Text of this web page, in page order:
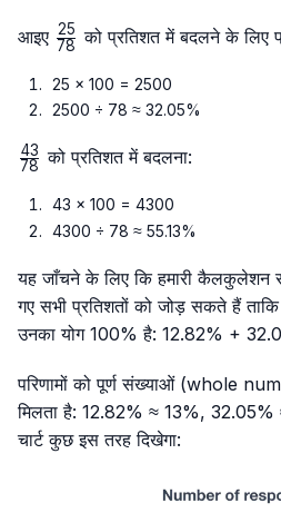
आइए \frac{25}
78
25 को प्रतिशत में बदलने के लिए
25 × 100 = 2500
2500 ÷ 78 ≈ 32.05%
\frac{43}
78
43 को प्रतिशत में बदलना:
43 × 100 = 4300
4300 ÷ 78 ≈ 55.13%
यह जाँचने के लिए कि हमारी कैलकुलेशन
गए सभी प्रतिशतों को जोड़ सकते हैं
उनका योग 100% है: 12.82% +
परिणामों को पूर्ण संख्याओं (whole
मिलता है: 12.82% ≈ 13%,
चार्ट कुछ इस तरह दिखेगा: